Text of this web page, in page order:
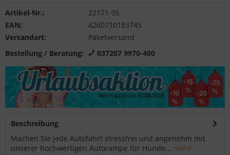
Artikel-Nr.:
22171-05
EAN:
4260710183745
Versandart:
Paketversand
Bestellung / Beratung:
037207 9970-400
Beschreibung
Machen Sie jede Autofahrt stressfrei und angenehm mit
unserer hochwertigen Autorampe für Hunde... mehr